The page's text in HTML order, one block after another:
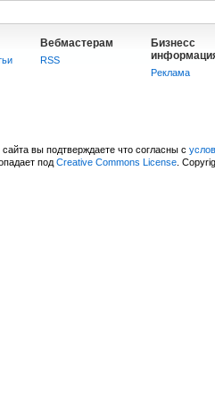
Вебмастерам
RSS
Бизнесс
Реклама
вы подтверждаете что согласны с
под Creative Commons License.